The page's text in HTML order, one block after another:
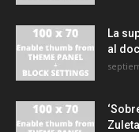
La
al
Zuleta